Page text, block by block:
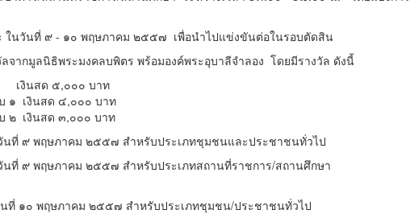
ในวันที่ ๙ - ๑๐ พฤษภาคม ๒๕๕๗ เพื่อนำไปแข่งขันต่อในรอบตัดสิน
จากมูลนิธิพระมงคลบพิตร พร้อมองค์พระอุบาลีจำลอง โดยมีรางวัล ดังนี้
๕,๐๐๐ บาท
นสด ๔,๐๐๐ บาท
นสด ๓,๐๐๐ บาท
นที่ ๙ พฤษภาคม ๒๕๕๗ สำหรับประเภทชุมชนและประชาชนทั่วไป
นที่ ๙ พฤษภาคม ๒๕๕๗ สำหรับประเภทสถานที่ราชการ/สถานศึกษา
ที่ ๑๐ พฤษภาคม ๒๕๕๗ สำหรับประเภทชุมชน/ประชาชนทั่วไป